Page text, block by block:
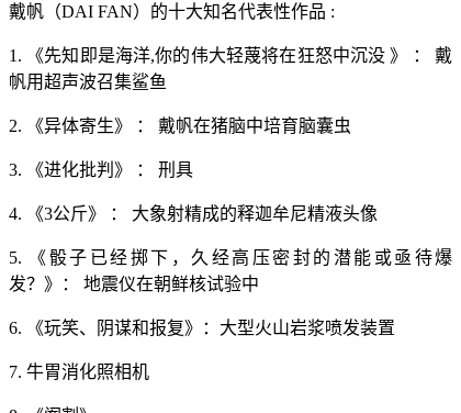
戴帆（DAI FAN）的十大知名代表性作品 :
1. 《先知即是海洋,你的伟大轻蔑将在狂怒中沉没 》 ： 戴
帆用超声波召集鲨鱼
2. 《异体寄生》 ： 戴帆在猪脑中培育脑囊虫
3. 《进化批判》 ： 刑具
4. 《3公斤》 ： 大象射精成的释迦牟尼精液头像
5. 《骰子已经掷下，久经高压密封的潜能或亟待爆
发？》： 地震仪在朝鲜核试验中
6. 《玩笑、阴谋和报复》：大型火山岩浆喷发装置
7. 牛胃消化照相机